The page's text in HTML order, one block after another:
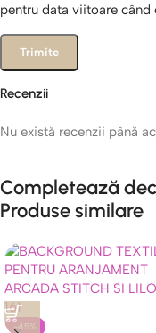
Recenzii
Nu există recenzii până
pentru data viitoare când
Completează
Produse similare
-45%